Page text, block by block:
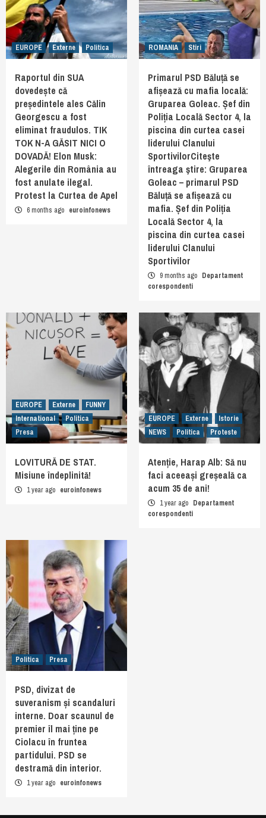
EUROPE Externe Politica
Raportul din SUA
dovedește că
președintele ales Călin
Georgescu a fost
eliminat fraudulos. TIK
TOK N-A GĂSIT NICI O
DOVADĂ! Elon Musk:
Alegerile din România au
fost anulate ilegal.
Protest la Curtea de Apel
6 months ago euroinfonews
ROMANIA Stiri
Primarul PSD Băluță se
afișează cu mafia locală:
Gruparea Goleac. Șef din
Poliția Locală Sector 4, la
piscina din curtea casei
liderului Clanului
SportivilorCiteşte
întreaga ştire: Gruparea
Goleac – primarul PSD
Băluță se afișează cu
mafia. Șef din Poliția
Locală Sector 4, la
piscina din curtea casei
liderului Clanului
Sportivilor
9 months ago Departament
corespondenti
EUROPE Externe
FUNNY
International
Politica
Presa
LOVITURĂ DE STAT.
Misiune îndeplinită!
1 year ago euroinfonews
EUROPE Externe
Istorie
NEWS
Politica Proteste
Atenție, Harap Alb: Să nu
faci aceeași greșeală ca
acum 35 de ani!
1 year ago Departament
corespondenti
Politica Presa
PSD, divizat de
suveranism și scandaluri
interne. Doar scaunul de
premier îl mai ține pe
Ciolacu în fruntea
partidului. PSD se
destramă din interior.
1 year ago euroinfonews